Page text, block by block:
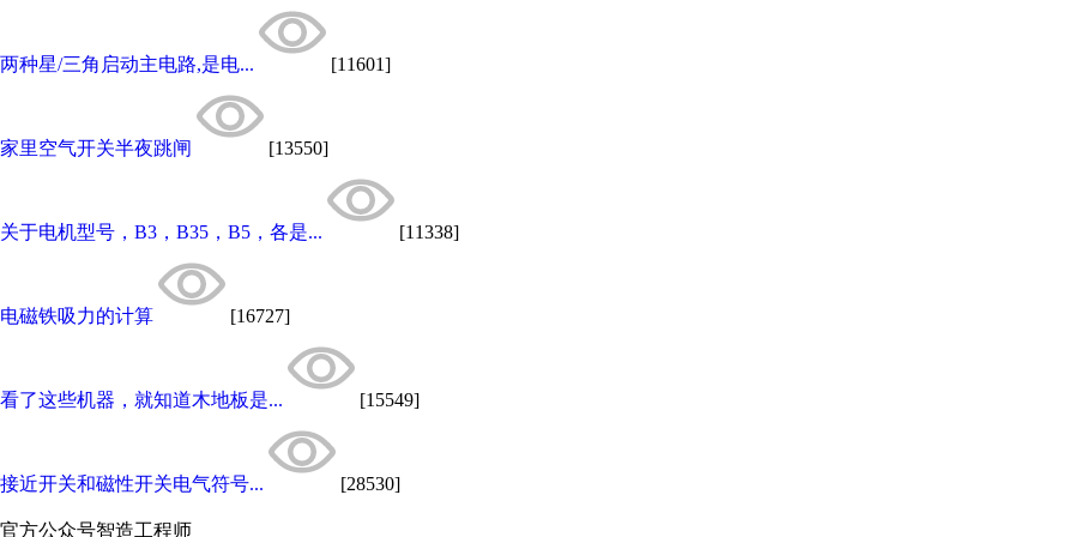
两种星/三角启动主电路,是电... [11601]
家里空气开关半夜跳闸 [13550]
关于电机型号，B3，B35，B5，各是... [11338]
电磁铁吸力的计算 [16727]
看了这些机器，就知道木地板是... [15549]
接近开关和磁性开关电气符号... [28530]
官方公众号智造工程师